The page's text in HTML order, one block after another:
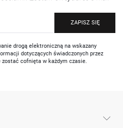
ZAPISZ SIĘ
drogą elektroniczną na wskazany
dotyczących świadczonych przez
cofnięta w każdym czasie.